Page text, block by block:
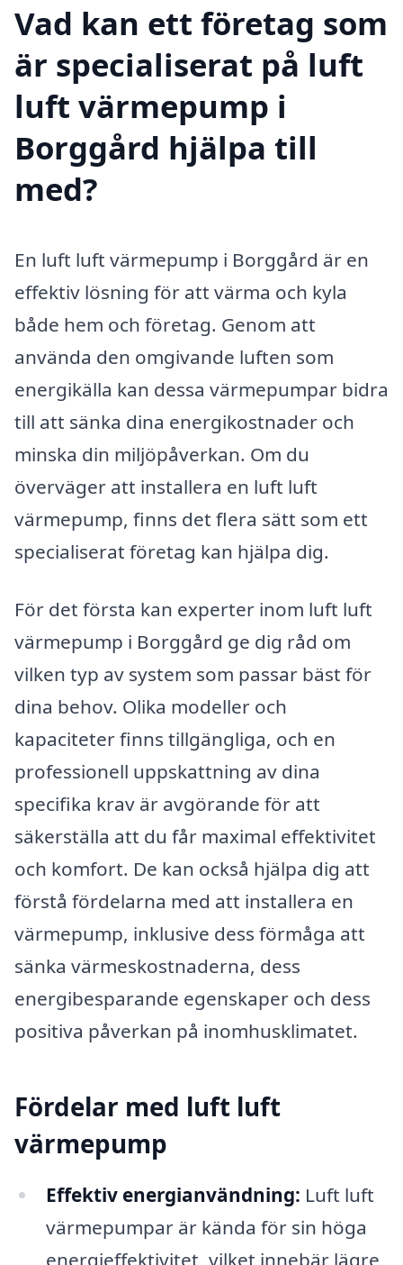
Vad kan ett företag som
är specialiserat på luft
luft värmepump i
Borggård hjälpa till
med?
En luft luft värmepump i Borggård är en
effektiv lösning för att värma och kyla
både hem och företag. Genom att
använda den omgivande luften som
energikälla kan dessa värmepumpar bidra
till att sänka dina energikostnader och
minska din miljöpåverkan. Om du
överväger att installera en luft luft
värmepump, finns det flera sätt som ett
specialiserat företag kan hjälpa dig.
För det första kan experter inom luft luft
värmepump i Borggård ge dig råd om
vilken typ av system som passar bäst för
dina behov. Olika modeller och
kapaciteter finns tillgängliga, och en
professionell uppskattning av dina
specifika krav är avgörande för att
säkerställa att du får maximal effektivitet
och komfort. De kan också hjälpa dig att
förstå fördelarna med att installera en
värmepump, inklusive dess förmåga att
sänka värmeskostnaderna, dess
energibesparande egenskaper och dess
positiva påverkan på inomhusklimatet.
Fördelar med luft luft
värmepump
Effektiv energianvändning: Luft luft
värmepumpar är kända för sin höga
energieffektivitet, vilket innebär lägre